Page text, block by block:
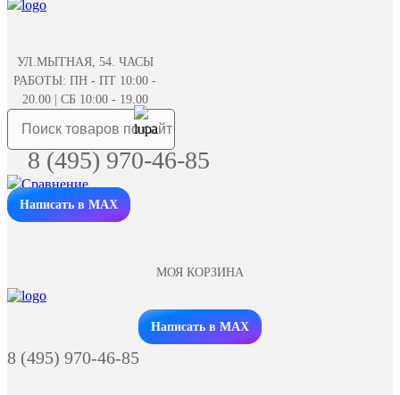
УЛ.МЫТНАЯ, 54. ЧАСЫ
РАБОТЫ: ПН - ПТ 10:00 -
20.00 | СБ 10:00 - 19.00
8 (495) 970-46-85
Написать в MAX
МОЯ КОРЗИНА
Заказать звонок
Написать в MAX
8 (495) 970-46-85